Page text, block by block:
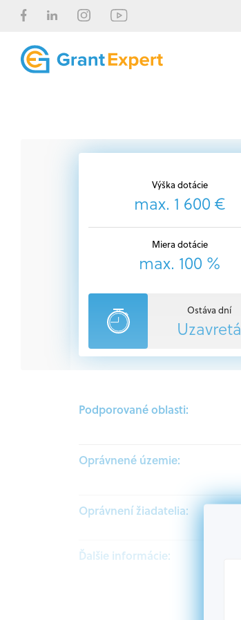
Výška dotácie
max. 1 600 €
Miera dotácie
max. 100 %
Ostáva dní
Uzavretá
Podporované oblasti:
Oprávnené územie:
Oprávnení žiadatelia:
Ďalšie informácie: